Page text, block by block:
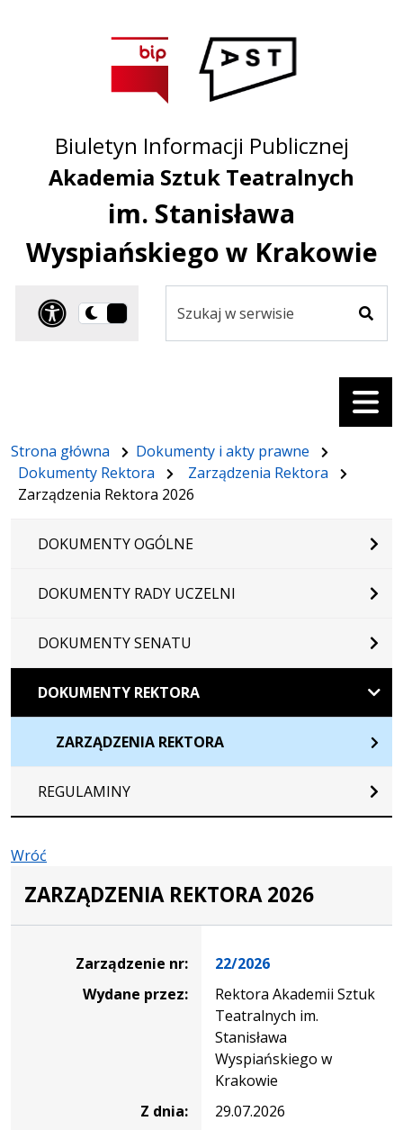
Przejdź do
głównego menu
Przejdź do treści
Przejdź do mapy
serwisu
Biuletyn Informacji Publicznej
Akademia Sztuk Teatralnych
im. Stanisława
Wyspiańskiego w Krakowie
Panel dostosowania
Przełącz
serwisie
Menu
Strona główna
Dokumenty i akty prawne
Dokumenty Rektora
Zarządzenia Rektora
Zarządzenia Rektora 2026
DOKUMENTY OGÓLNE
DOKUMENTY RADY UCZELNI
DOKUMENTY SENATU
DOKUMENTY REKTORA
ZARZĄDZENIA REKTORA
REGULAMINY
Wróć
ZARZĄDZENIA REKTORA 2026
Zarządzenie nr:
22/2026
Wydane przez:
Rektora Akademii Sztuk
Teatralnych im.
Stanisława
Wyspiańskiego w
Krakowie
Z dnia:
29.07.2026